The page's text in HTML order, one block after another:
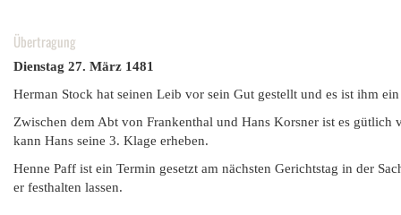
Übertragung
Dienstag 27. März 1481
Herman Stock hat seinen Leib vor sein Gut gestellt und es ist ihm
Zwischen dem Abt von Frankenthal und Hans Korsner ist es
kann Hans seine 3. Klage erheben.
Henne Paff ist ein Termin gesetzt am nächsten Gerichtstag in der
er festhalten lassen.